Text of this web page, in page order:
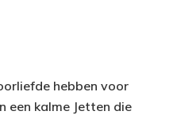
hebben voor
een kalme Jetten die